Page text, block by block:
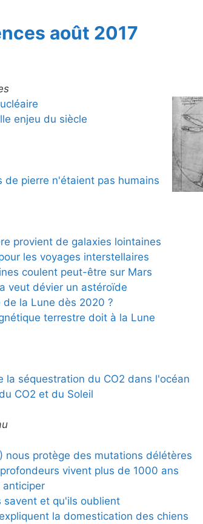
août 2017
enjeu du siècle
de pierre n'étaient pas humains
provient de galaxies lointaines
les voyages interstellaires
coulent peut-être sur Mars
veut dévier un astéroïde
la Lune dès 2020 ?
terrestre doit à la Lune
la séquestration du CO2 dans l'océan
CO2 et du Soleil
nous protège des mutations délétères
vivent plus de 1000 ans
anticiper
savent et qu'ils oublient
la domestication des chiens